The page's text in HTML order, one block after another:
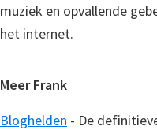
muziek en opvallende
het internet.
Meer Frank
Bloghelden - De